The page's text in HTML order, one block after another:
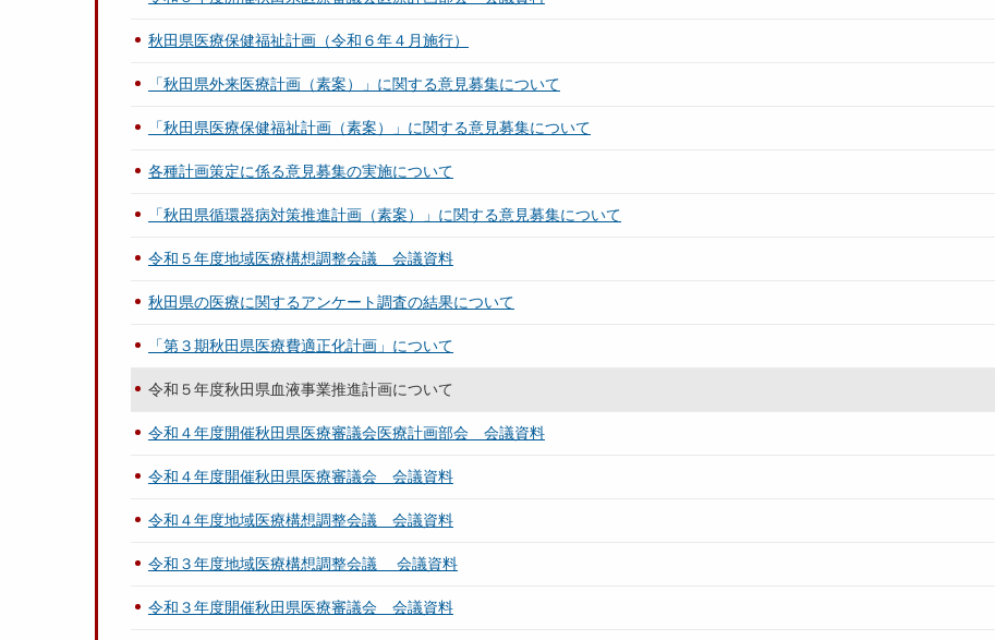
秋田県医療保健福祉計画（令和６年４月施行）
「秋田県外来医療計画（素案）」に関する意見募集について
「秋田県医療保健福祉計画（素案）」に関する意見募集について
各種計画策定に係る意見募集の実施について
「秋田県循環器病対策推進計画（素案）」に関する意見募集について
令和５年度地域医療構想調整会議 会議資料
秋田県の医療に関するアンケート調査の結果について
「第３期秋田県医療費適正化計画」について
令和５年度秋田県血液事業推進計画について
令和４年度開催秋田県医療審議会医療計画部会 会議資料
令和４年度開催秋田県医療審議会 会議資料
令和４年度地域医療構想調整会議 会議資料
令和３年度地域医療構想調整会議 会議資料
令和３年度開催秋田県医療審議会 会議資料